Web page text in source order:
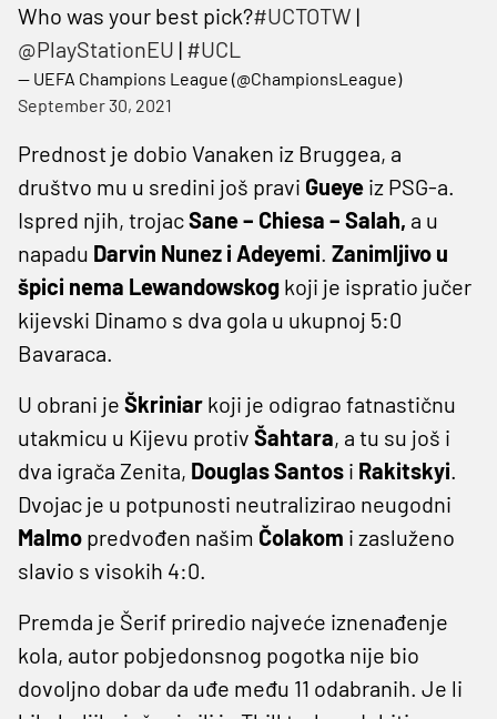
Who was your best pick?#UCTOTW |
@PlayStationEU | #UCL
— UEFA Champions League (@ChampionsLeague)
September 30, 2021
Prednost je dobio Vanaken iz Bruggea, a
društvo mu u sredini još pravi Gueye iz PSG-a.
Ispred njih, trojacSane – Chiesa – Salah, a u
napadu Darvin Nunez i Adeyemi. Zanimljivo u
špici nema Lewandowskog koji je ispratio jučer
kijevski Dinamo s dva gola u ukupnoj 5:0
Bavaraca.
U obrani je Škriniar koji je odigrao fatnastičnu
utakmicu u Kijevu protiv Šahtara, a tu su još i
dva igrača Zenita, Douglas Santos i Rakitskyi.
Dvojac je u potpunosti neutralizirao neugodni
Malmo predvođen našim Čolakom i zasluženo
slavio s visokih 4:0.
Premda je Šerif priredio najveće iznenađenje
kola, autor pobjedonsnog pogotka nije bio
dovoljno dobar da uđe među 11 odabranih. Je li